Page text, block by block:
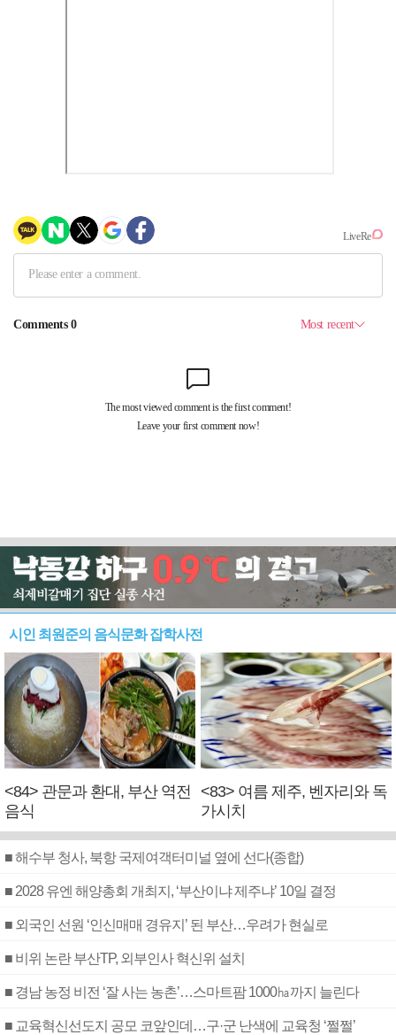
시인 최원준의 음식문화 잡학사전
<84> 관문과 환대, 부산 역전
음식
<83> 여름 제주, 벤자리와 독
가시치
■ 해수부 청사, 북항 국제여객터미널 옆에 선다(종합)
■ 2028 유엔 해양총회 개최지, ‘부산이냐 제주냐’ 10일 결정
■ 외국인 선원 ‘인신매매 경유지’ 된 부산…우려가 현실로
■ 비위 논란 부산TP, 외부인사 혁신위 설치
■ 경남 농정 비전 ‘잘 사는 농촌’…스마트팜 1000㏊까지 늘린다
■ 교육혁신선도지 공모 코앞인데…구·군 난색에 교육청 ‘쩔쩔’